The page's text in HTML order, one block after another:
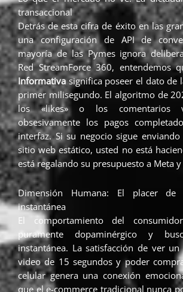
transaccional
Detrás de esta cifra de éxito en las
una configuración de API de
mayoría de las Pymes ignora
Red StreamForce 360, entendemos
Informativasignifica poseer el dato de
primer milisegundo. El algoritmo de
los «likes» o los comentarios
obsesivamente los pagos
interfaz. Si su negocio sigue
sitio web estático, usted no está
está regalando su presupuesto a Meta
Dimensión Humana: El placer de
instantánea
El comportamiento del
puramente dopaminérgico y
instantánea. La satisfacción de ver
video de 15 segundos y poder
celular genera una conexión
que el e-commerce tradicional nunca